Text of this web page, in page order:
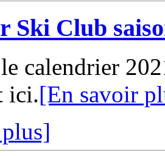
Ski Club
calendrier
ici.[En savoir